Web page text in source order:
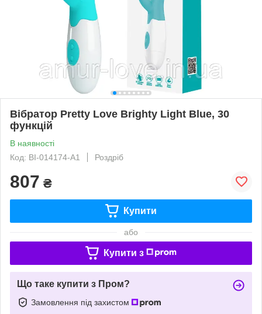
Вібратор Pretty Love Brighty Light Blue, 30
функцій
В наявності
Код: BI-014174-A1
Роздріб
807 ₴
Купити
або
Купити з
Що таке купити з Пром?
Замовлення під захистом